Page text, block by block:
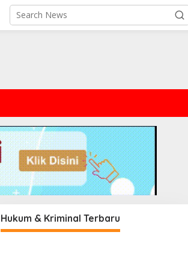
Hukum & Kriminal Terbaru